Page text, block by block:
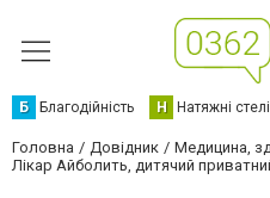
Б Благодійність Н Натяжні стелі
Головна Довідник Медицина,
Лікар Айболить, дитячий